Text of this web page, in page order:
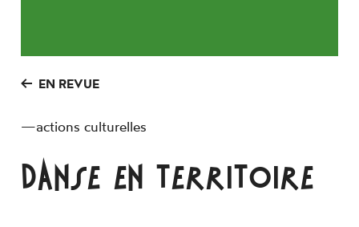
EN REVUE
—actions culturelles
DANSE EN TERRITOIRE